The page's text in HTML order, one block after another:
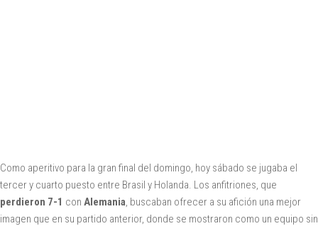
Como aperitivo para la gran final del domingo, hoy sábado se jugaba el
tercer y cuarto puesto entre Brasil y Holanda. Los anfitriones, que
perdieron 7-1 con Alemania, buscaban ofrecer a su afición una mejor
imagen que en su partido anterior, donde se mostraron como un equipo sin